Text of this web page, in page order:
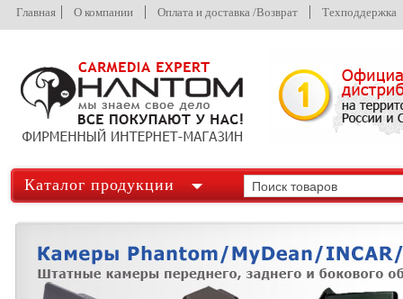
Главная О компании Оплата и доставка /Возврат Техподдержка
Каталог продукции